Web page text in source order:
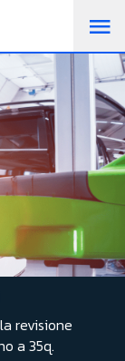
revisione
a 35q.